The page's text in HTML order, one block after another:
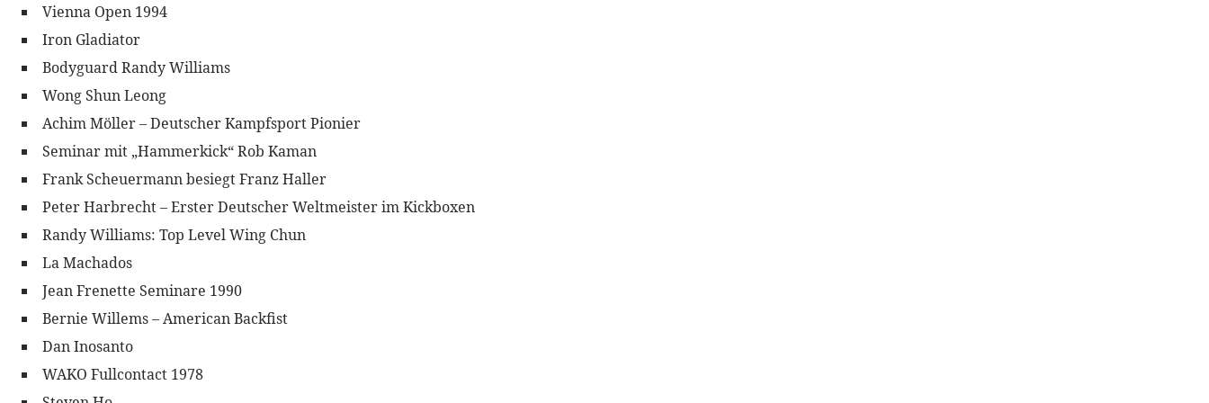
Vienna Open 1994
Iron Gladiator
Bodyguard Randy Williams
Wong Shun Leong
Achim Möller – Deutscher Kampfsport Pionier
Seminar mit „Hammerkick“ Rob Kaman
Frank Scheuermann besiegt Franz Haller
Peter Harbrecht – Erster Deutscher Weltmeister im Kickboxen
Randy Williams: Top Level Wing Chun
La Machados
Jean Frenette Seminare 1990
Bernie Willems – American Backfist
Dan Inosanto
WAKO Fullcontact 1978